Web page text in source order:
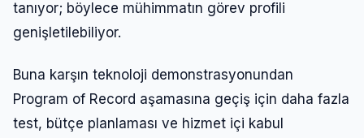
tanıyor; böylece mühimmatın görev profili
genişletilebiliyor.
Buna karşın teknoloji demonstrasyonundan
Program of Record aşamasına geçiş için daha fazla
test, bütçe planlaması ve hizmet içi kabul